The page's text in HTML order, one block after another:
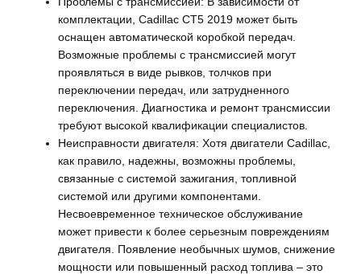
комплектации, Cadillac CT5 2019 может быть
оснащен автоматической коробкой передач.
Возможные проблемы с трансмиссией могут
проявляться в виде рывков, толчков при
переключении передач, или затрудненного
переключения. Диагностика и ремонт трансмиссии
требуют высокой квалификации специалистов.
Неисправности двигателя: Хотя двигатели Cadillac,
как правило, надежны, возможны проблемы,
связанные с системой зажигания, топливной
системой или другими компонентами.
Несвоевременное техническое обслуживание
может привести к более серьезным повреждениям
двигателя. Появление необычных шумов, снижение
мощности или повышенный расход топлива – это